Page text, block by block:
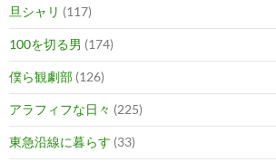
旦シャリ (117)
100を切る男 (174)
僕ら観劇部 (126)
アラフィフな日々 (225)
東急沿線に暮らす (33)